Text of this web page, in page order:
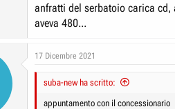
anfratti del serbatoio carica
aveva 480...
17 Dicembre 2021
suba-new ha scritto:
appuntamento con il concessionario